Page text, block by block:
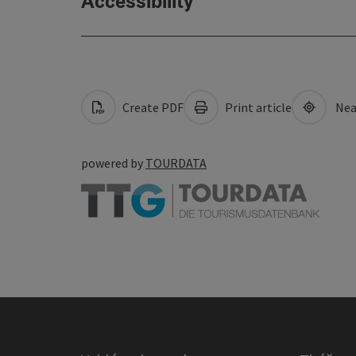
Create PDF Print article
powered by TOURDATA